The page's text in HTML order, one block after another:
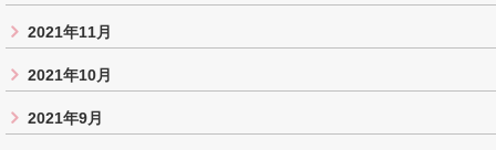
2021年11月
2021年10月
2021年9月